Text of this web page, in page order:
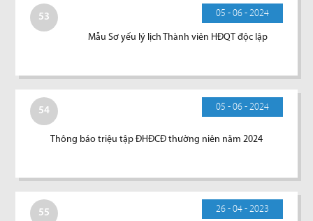
53 05 - 06 - 2024
Mẫu Sơ yếu lý lịch Thành viên HĐQT độc lập
54 05 - 06 - 2024
Thông báo triệu tập ĐHĐCĐ thường niên năm 2024
55 26 - 04 - 2023